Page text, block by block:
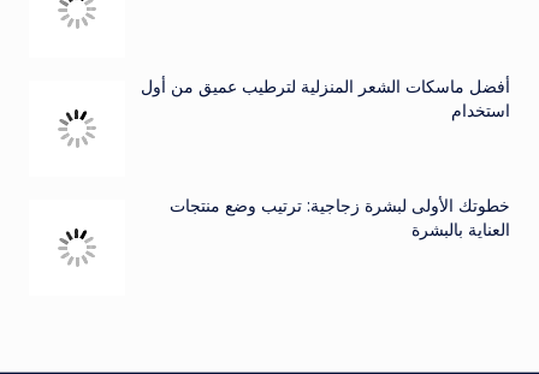
أفضل ماسكات الشعر المنزلية لترطيب عميق من أول
استخدام
خطوتك الأولى لبشرة زجاجية: ترتيب وضع منتجات
العناية بالبشرة